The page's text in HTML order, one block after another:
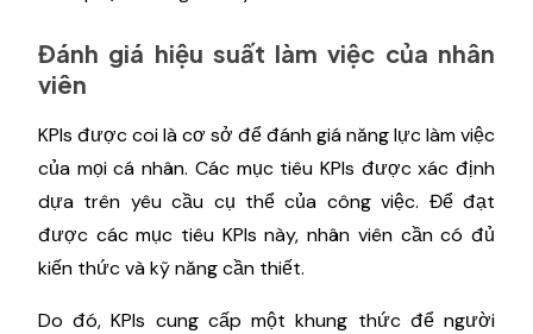
Đánh giá hiệu suất làm việc của nhân
viên
KPIs được coi là cơ sở để đánh giá năng lực làm việc
của mọi cá nhân. Các mục tiêu KPIs được xác định
dựa trên yêu cầu cụ thể của công việc. Để đạt
được các mục tiêu KPIs này, nhân viên cần có đủ
kiến thức và kỹ năng cần thiết.
Do đó, KPIs cung cấp một khung thức để người